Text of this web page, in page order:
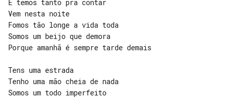
E temos tanto pra contar
Vem nesta noite
Fomos tão longe a vida toda
Somos um beijo que demora
Porque amanhã é sempre tarde demais
Tens uma estrada
Tenho uma mão cheia de nada
Somos um todo imperfeito